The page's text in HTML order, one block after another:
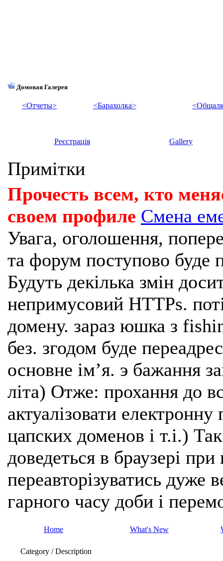
Домовая Галерея
<Отчеты> <Барахолка>
Реєстрація Gallery
Примітки
Прочесть всем, кто
своем профиле Смена
Увага, оголошення,
та форум поступово буде
Будуть декілька змін
непримусовий HTTPs.
домену. зараз юшка з
без. згодом буде
основне імʼя. э бажання
літа) Отже: прохання до
актуалізовати
цапских доменов і т.і.)
доведеться в браузері
переавторізуватись
гарного часу доби і
Home What's New
Category / Description